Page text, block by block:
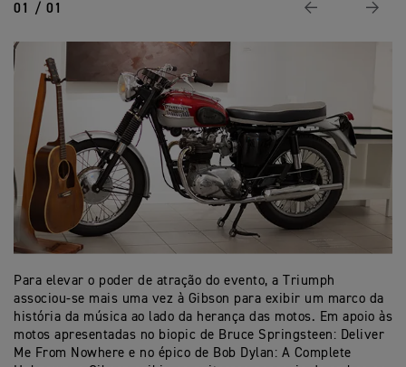
01 / 01 Previous Next
Para elevar o poder de atração do evento, a Triumph
associou-se mais uma vez à Gibson para exibir um marco da
história da música ao lado da herança das motos. Em apoio às
motos apresentadas no biopic de Bruce Springsteen: Deliver
Me From Nowhere e no épico de Bob Dylan: A Complete